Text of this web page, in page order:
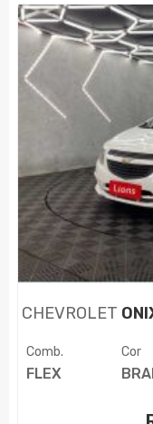
CHEVROLET
Comb.
FLEX
Cor